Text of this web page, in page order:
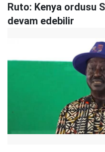
Ruto: Kenya ordusu
devam edebilir